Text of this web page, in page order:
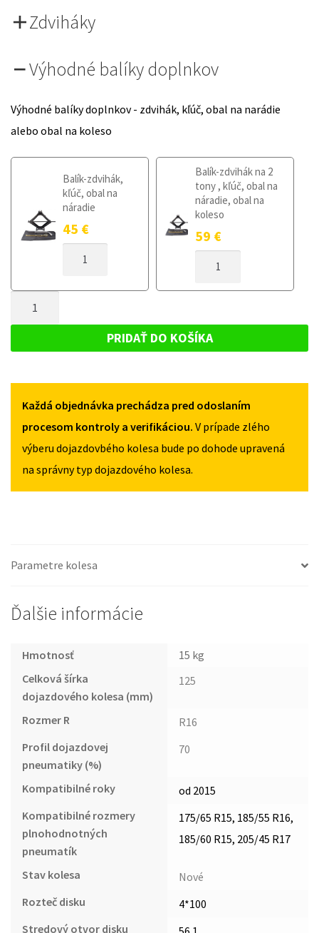
Zdviháky
Výhodné balíky doplnkov
Výhodné balíky doplnkov - zdvihák, kľúč, obal na narádie
alebo obal na koleso
Balík-zdvihák,
kľúč, obal na
náradie
45 €
DOJAZDOVÉ
HONDA
III
2015
Balík-zdvihák na 2
tony , kľúč, obal na
náradie, obal na
koleso
59 €
DOJAZDOVÉ
III
OD
4X100
HONDA
OD
2015
125/70R16
PRIDAŤ DO KOŠÍKA
Každá objednávka prechádza pred odoslaním
procesom kontroly a verifikáciou. V prípade zlého
výberu dojazdovbého kolesa bude po dohode upravená
na správny typ dojazdového kolesa.
Parametre kolesa
Ďalšie informácie
Hmotnosť
15 kg
Celková šírka
dojazdového kolesa (mm)
125
Rozmer R
R16
Profil dojazdovej
pneumatiky (%)
70
Kompatibilné roky
od 2015
Kompatibilné rozmery
plnohodnotných
pneumatík
175/65 R15, 185/55 R16,
185/60 R15, 205/45 R17
Stav kolesa
Nové
Rozteč disku
4*100
Stredový otvor disku